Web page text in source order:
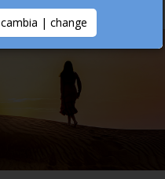
cambia | change